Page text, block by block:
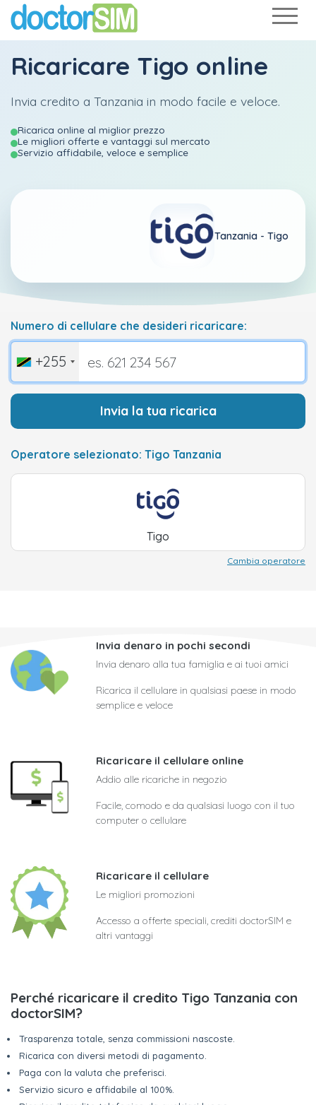
Ricaricare Tigo online
Invia credito a Tanzania in modo facile e veloce.
Ricarica online al miglior prezzo
Le migliori offerte e vantaggi sul mercato
Servizio affidabile, veloce e semplice
Tanzania - Tigo
Numero di cellulare che desideri ricaricare:
+255
Invia la tua ricarica
Operatore selezionato: Tigo Tanzania
Tigo
Cambia operatore
Invia denaro in pochi secondi
Invia denaro alla tua famiglia e ai tuoi amici
Ricarica il cellulare in qualsiasi paese in modo
semplice e veloce
Ricaricare il cellulare online
Addio alle ricariche in negozio
Facile, comodo e da qualsiasi luogo con il tuo
computer o cellulare
Ricaricare il cellulare
Le migliori promozioni
Accesso a offerte speciali, crediti doctorSIM e
altri vantaggi
Perché ricaricare il credito Tigo Tanzania con
doctorSIM?
Trasparenza totale, senza commissioni nascoste.
Ricarica con diversi metodi di pagamento.
Paga con la valuta che preferisci.
Servizio sicuro e affidabile al 100%.